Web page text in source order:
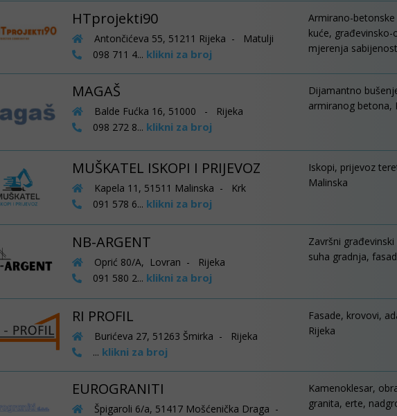
HTprojekti90
Antončićeva 55, 51211 Rijeka - Matulji
098 711 4... klikni za broj
Armirano-
kuće,
mjerenja
MAGAŠ
Balde Fućka 16, 51000 - Rijeka
098 272 8... klikni za broj
Dijamantno
armiranog betona,
MUŠKATEL ISKOPI I PRIJEVOZ
Kapela 11, 51511 Malinska - Krk
091 578 6... klikni za broj
Iskopi, prijevoz
Malinska
NB-ARGENT
Oprić 80/A, Lovran - Rijeka
091 580 2... klikni za broj
Završni
suha gradnja,
RI PROFIL
Burićeva 27, 51263 Šmirka - Rijeka
... klikni za broj
Fasade, krovovi,
Rijeka
EUROGRANITI
Špigaroli 6/a, 51417 Mošćenička Draga -
Kamenoklesar,
granita, erte,